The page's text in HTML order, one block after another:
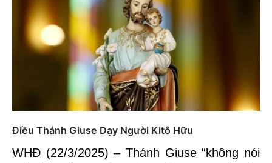
Điều Thánh Giuse Dạy Người Kitô Hữu
WHĐ (22/3/2025) – Thánh Giuse “không nói